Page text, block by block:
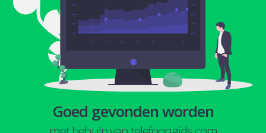
Goed gevonden worden